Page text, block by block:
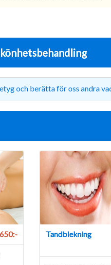
och berätta för oss andra
Tandblekning